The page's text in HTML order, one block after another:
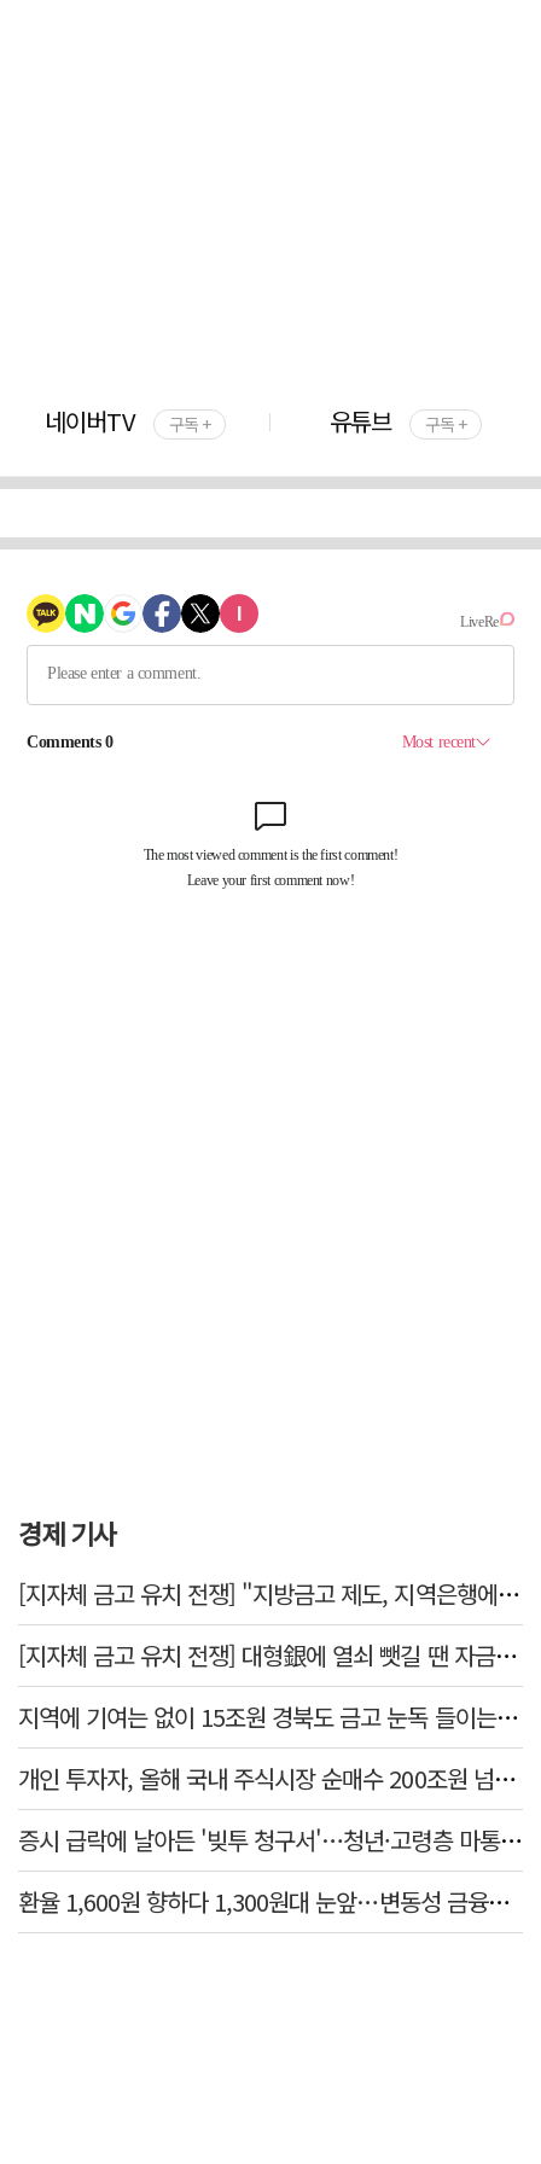
네이버TV 구독 + 유튜브 구독 +
경제 기사
[지자체 금고 유치 전쟁] "지방금고 제도, 지역은행에 불리"
[지자체 금고 유치 전쟁] 대형銀에 열쇠 뺏길 땐 자금 역외 유출→재투자 선순환 붕괴
지역에 기여는 없이 15조원 경북도 금고 눈독 들이는 대형銀
개인 투자자, 올해 국내 주식시장 순매수 200조원 넘었다
증시 급락에 날아든 '빚투 청구서'…청년·고령층 마통 연체↑
환율 1,600원 향하다 1,300원대 눈앞…변동성 금융위기 후 최고